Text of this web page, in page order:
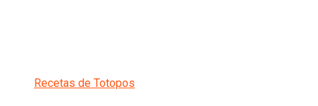
Recetas de Totopos